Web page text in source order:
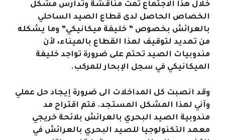
خلال هذا الاجتماع تمت مناقشة وتدارس مشكل
الخصاص الحاصل لدى قطاع الصيد الساحلي
بالعرائش بخصوص ” خليفة ميكانيكي” وما يشكله
من تهديد لتوقيف لهذا القطاع بالميناء، لأن
مندوبيات الصيد تحتم على ضرورة تواجد خليفة
الميكانيكي في سجل الإبحار للمركب.
وقد انصبت كل المداخلات الى ضرورة إيجاد حل عملي
وآني لهذا المشكل المستجد. فتم اقتراح مد
مندوبية الصيد البحري بالعرائش بلائحة خريجي
معهد التكنولوجيا للصيد البحري بالعرائش في